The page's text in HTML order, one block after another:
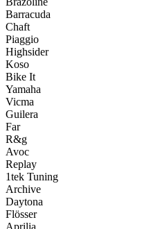
Barracuda
Chaft
Piaggio
Highsider
Koso
Bike It
Yamaha
Vicma
Guilera
Far
R&g
Avoc
Replay
1tek Tuning
Archive
Daytona
Flösser
Aprilia